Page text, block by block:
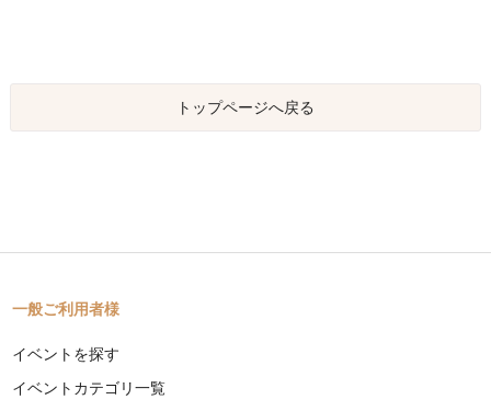
トップページへ戻る
一般ご利用者様
イベントを探す
イベントカテゴリ一覧